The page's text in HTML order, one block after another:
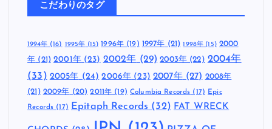
こだわりのタグ
1994年(16) 1995年 (15) 1996年(19) 1997年 (21) 1998年 (15) 2000
年 (21) 2001年(23) 2002年 (29) 2003年 (22) 2004年
(33) 2005年 (24) 2006年 (23) 2007年(27) 2008年
(21) 2009年 (20) 2011年 (19) Columbia Records (17) Epic
Records (17) Epitaph Records (32) FAT WRECK